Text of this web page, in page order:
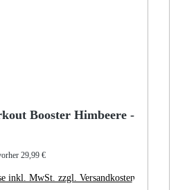
Booster Himbeere -
Preis:
29,99 €
inkl. MwSt. zzgl. Versandkosten